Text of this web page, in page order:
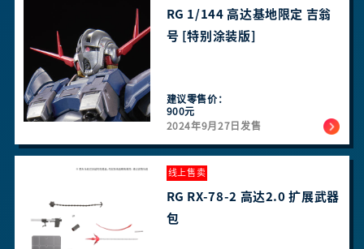
RG 1/144 高达基地限定 吉翁
号 [特别涂装版]
建议零售价：
900元
2024年9月27日发售
线上售卖
RG RX-78-2 高达2.0 扩展武器
包